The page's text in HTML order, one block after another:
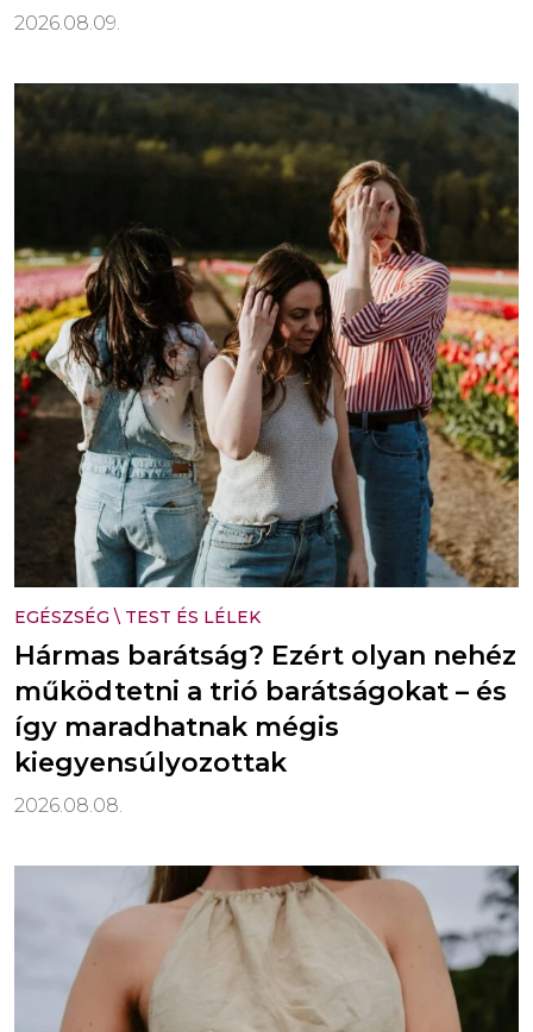
2026.08.09.
EGÉSZSÉG \ TEST ÉS LÉLEK
Hármas barátság? Ezért olyan nehéz
működtetni a trió barátságokat – és
így maradhatnak mégis
kiegyensúlyozottak
2026.08.08.